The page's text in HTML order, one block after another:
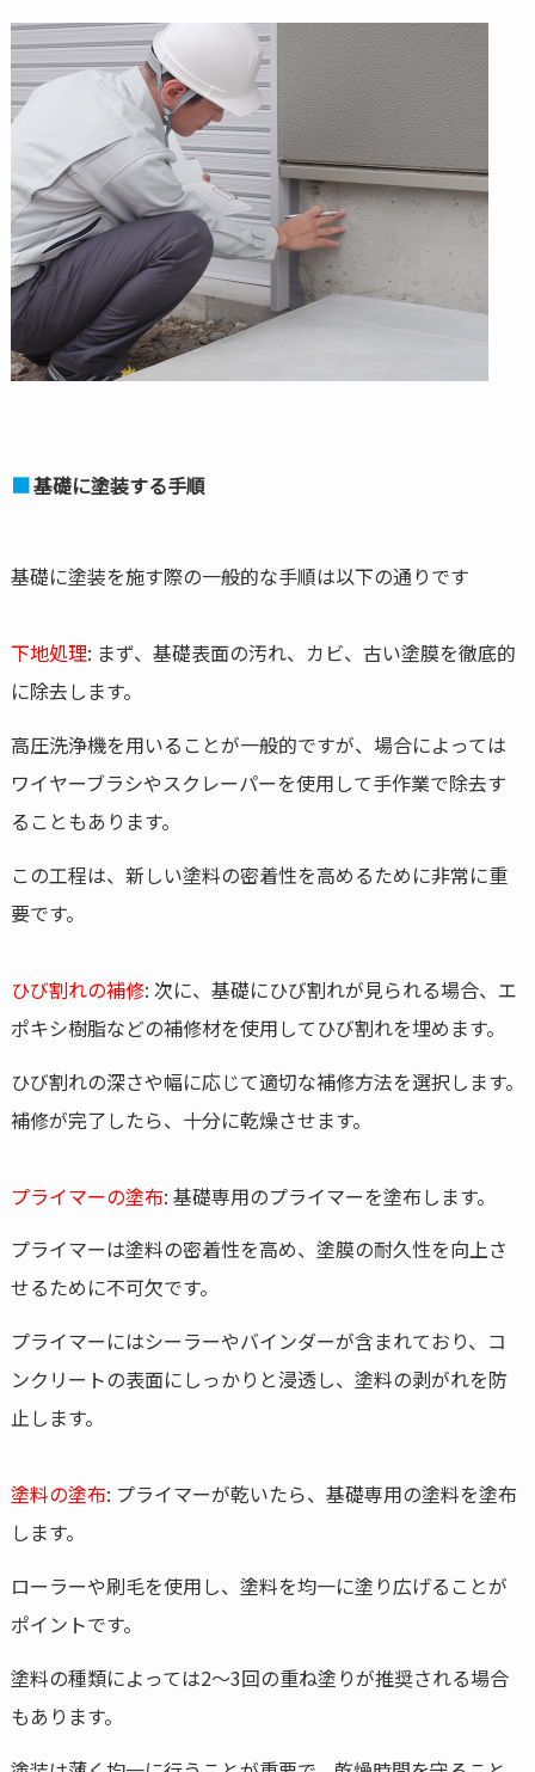
基礎に塗装する手順
基礎に塗装を施す際の一般的な手順は以下の通りです
下地処理: まず、基礎表面の汚れ、カビ、古い塗膜を徹底的
に除去します。
高圧洗浄機を用いることが一般的ですが、場合によっては
ワイヤーブラシやスクレーパーを使用して手作業で除去す
ることもあります。
この工程は、新しい塗料の密着性を高めるために非常に重
要です。
ひび割れの補修: 次に、基礎にひび割れが見られる場合、エ
ポキシ樹脂などの補修材を使用してひび割れを埋めます。
ひび割れの深さや幅に応じて適切な補修方法を選択します。
補修が完了したら、十分に乾燥させます。
プライマーの塗布: 基礎専用のプライマーを塗布します。
プライマーは塗料の密着性を高め、塗膜の耐久性を向上さ
せるために不可欠です。
プライマーにはシーラーやバインダーが含まれており、コ
ンクリートの表面にしっかりと浸透し、塗料の剥がれを防
止します。
塗料の塗布: プライマーが乾いたら、基礎専用の塗料を塗布
します。
ローラーや刷毛を使用し、塗料を均一に塗り広げることが
ポイントです。
塗料の種類によっては2〜3回の重ね塗りが推奨される場合
もあります。